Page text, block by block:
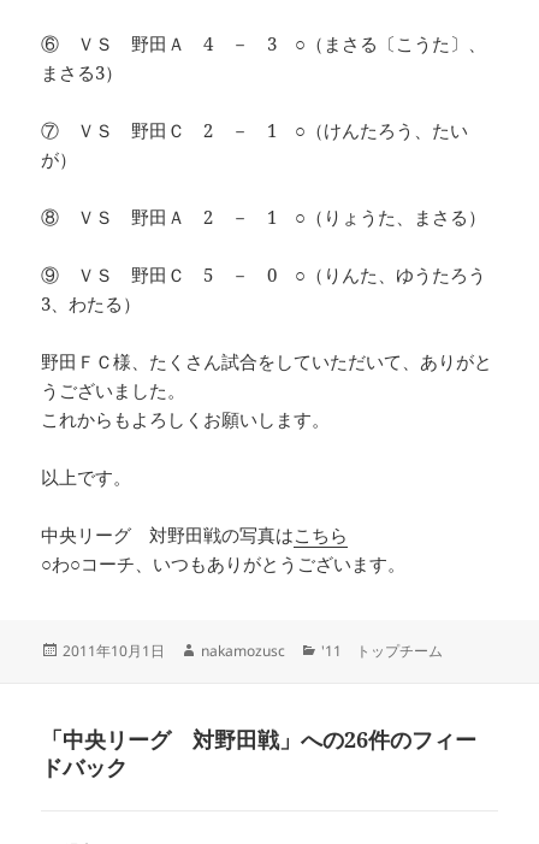
⑥ ＶＳ 野田Ａ 4 － 3 ○（まさる〔こうた〕、
まさる3）
⑦ ＶＳ 野田Ｃ 2 － 1 ○（けんたろう、たい
が）
⑧ ＶＳ 野田Ａ 2 － 1 ○（りょうた、まさる）
⑨ ＶＳ 野田Ｃ 5 － 0 ○（りんた、ゆうたろう
3、わたる）
野田ＦＣ様、たくさん試合をしていただいて、ありがと
うございました。
これからもよろしくお願いします。
以上です。
中央リーグ 対野田戦の写真はこちら
○わ○コーチ、いつもありがとうございます。
投
2011年10月1日
作
nakamozusc
カ
ー
'11 トップチーム
「中央リーグ 対野田戦」への26件のフィー
ドバック